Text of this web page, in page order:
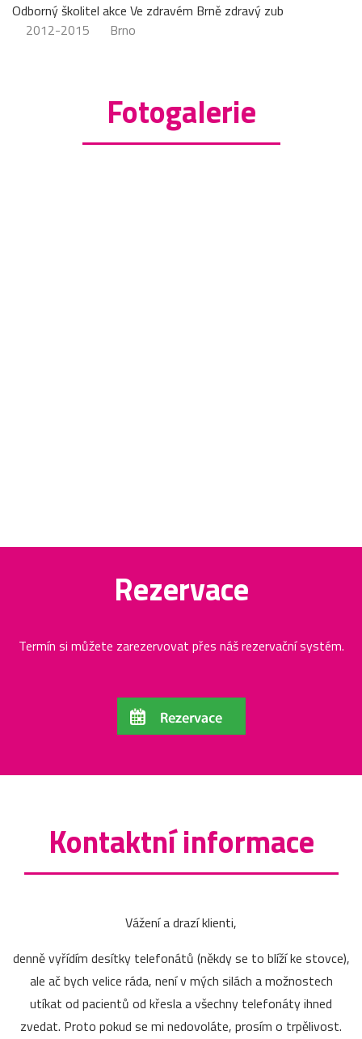
Odborný školitel akce Ve zdravém Brně zdravý zub
2012-2015
Brno
Fotogalerie
Rezervace
Termín si můžete zarezervovat přes náš rezervační systém.
Kontaktní informace
Vážení a drazí klienti,
denně vyřídím desítky telefonátů (někdy se to blíží ke stovce),
ale ač bych velice ráda, není v mých silách a možnostech
utíkat od pacientů od křesla a všechny telefonáty ihned
zvedat. Proto pokud se mi nedovoláte, prosím o trpělivost.